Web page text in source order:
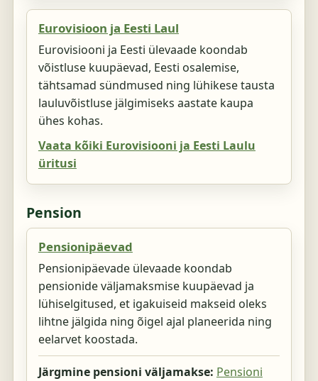
Eurovisioon ja Eesti Laul
Eurovisiooni ja Eesti ülevaade koondab
võistluse kuupäevad, Eesti osalemise,
tähtsamad sündmused ning lühikese tausta
lauluvõistluse jälgimiseks aastate kaupa
ühes kohas.
Vaata kõiki Eurovisiooni ja Eesti Laulu
üritusi
Pension
Pensionipäevad
Pensionipäevade ülevaade koondab
pensionide väljamaksmise kuupäevad ja
lühiselgitused, et igakuiseid makseid oleks
lihtne jälgida ning õigel ajal planeerida ning
eelarvet koostada.
Järgmine pensioni väljamakse: Pensioni